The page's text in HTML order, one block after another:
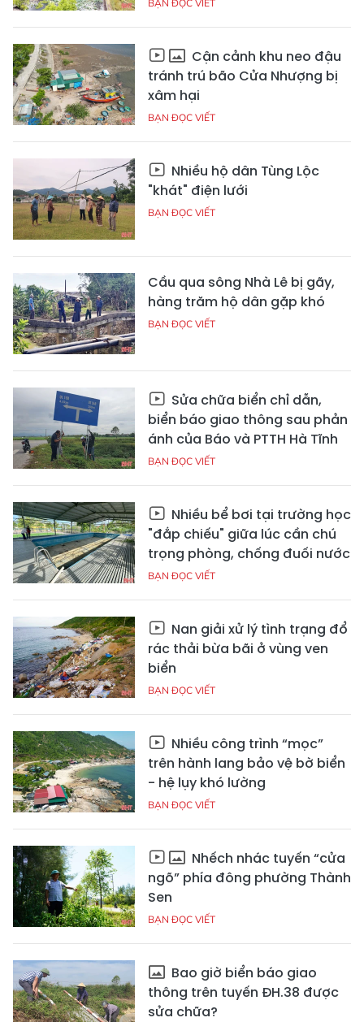
BẠN ĐỌC VIẾT
Cận cảnh khu neo đậu
tránh trú bão Cửa Nhượng bị
xâm hại
BẠN ĐỌC VIẾT
Nhiều hộ dân Tùng Lộc
"khát" điện lưới
BẠN ĐỌC VIẾT
Cầu qua sông Nhà Lê bị gãy,
hàng trăm hộ dân gặp khó
BẠN ĐỌC VIẾT
Sửa chữa biển chỉ dẫn,
biển báo giao thông sau phản
ánh của Báo và PTTH Hà Tĩnh
BẠN ĐỌC VIẾT
Nhiều bể bơi tại trường học
"đắp chiếu" giữa lúc cần chú
trọng phòng, chống đuối nước
BẠN ĐỌC VIẾT
Nan giải xử lý tình trạng đổ
rác thải bừa bãi ở vùng ven
biển
BẠN ĐỌC VIẾT
Nhiều công trình “mọc”
trên hành lang bảo vệ bờ biển
- hệ lụy khó lường
BẠN ĐỌC VIẾT
Nhếch nhác tuyến “cửa
ngõ” phía đông phường Thành
Sen
BẠN ĐỌC VIẾT
Bao giờ biển báo giao
thông trên tuyến ĐH.38 được
sửa chữa?